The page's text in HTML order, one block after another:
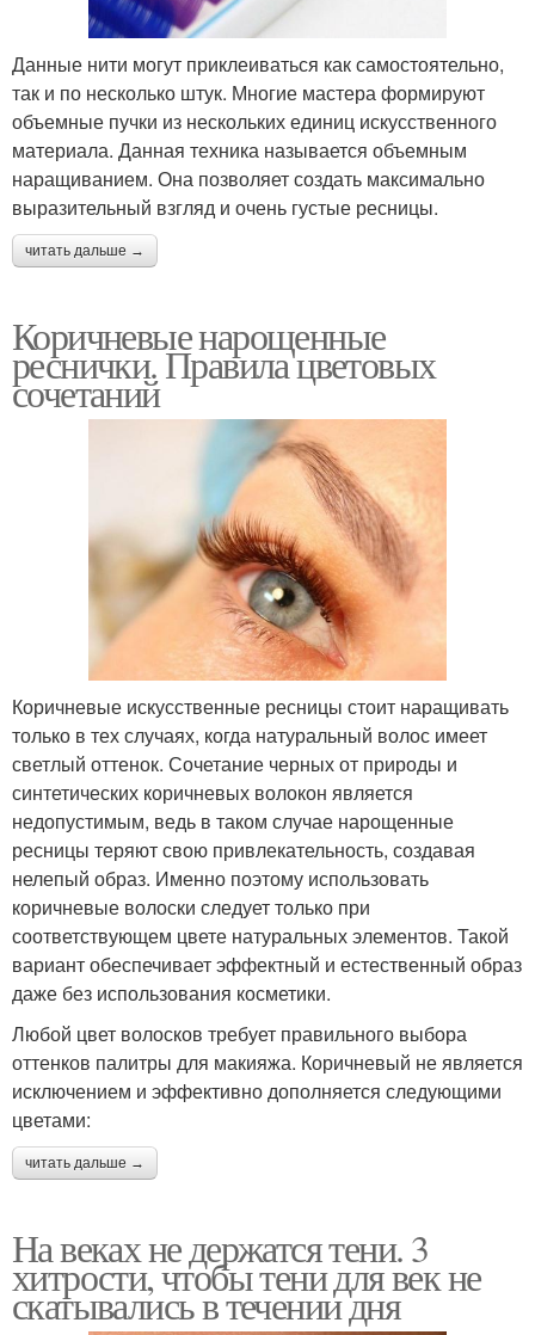
Данные нити могут приклеиваться как самостоятельно,
так и по несколько штук. Многие мастера формируют
объемные пучки из нескольких единиц искусственного
материала. Данная техника называется объемным
наращиванием. Она позволяет создать максимально
выразительный взгляд и очень густые ресницы.
читать дальше →
Коричневые нарощенные
реснички. Правила цветовых
сочетаний
Коричневые искусственные ресницы стоит наращивать
только в тех случаях, когда натуральный волос имеет
светлый оттенок. Сочетание черных от природы и
синтетических коричневых волокон является
недопустимым, ведь в таком случае нарощенные
ресницы теряют свою привлекательность, создавая
нелепый образ. Именно поэтому использовать
коричневые волоски следует только при
соответствующем цвете натуральных элементов. Такой
вариант обеспечивает эффектный и естественный образ
даже без использования косметики.
Любой цвет волосков требует правильного выбора
оттенков палитры для макияжа. Коричневый не является
исключением и эффективно дополняется следующими
цветами:
читать дальше →
На веках не держатся тени. 3
хитрости, чтобы тени для век не
скатывались в течении дня